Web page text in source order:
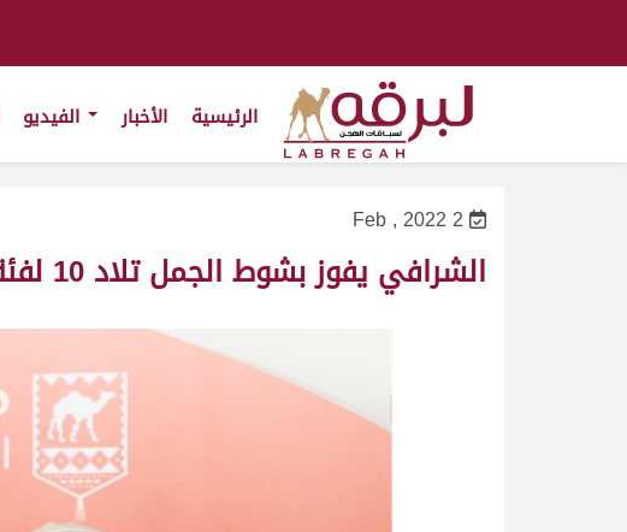
الرئيسية الأخبار
2 Feb , 2022
الشرافي يفوز بشوط الجمل تلاد 10 لفئة المغاتير محلي.. والعذبة وصيفاً